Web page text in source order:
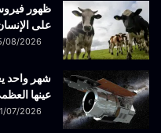
ظهور
على
08/2026
شهر واحد
عينها
07/2026